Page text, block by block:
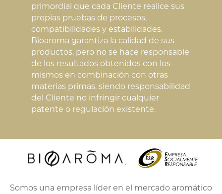
primordial que cada Cliente realice sus
propias pruebas de procesos,
compatibilidades y estabilidades.
Bioaroma garantiza la calidad de sus
productos, pero no se hace responsable
de los resultados obtenidos con los
mismos en combinación con otras
materias primas, siendo responsabilidad
del Cliente no infringir cualquier
patente o regulación existente.
Somos una empresa líder en el mercado aromático